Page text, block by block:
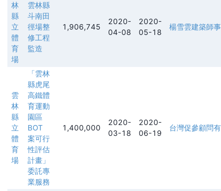
林
縣
立
體
育
場
雲林縣
斗南田
徑場整
修工程
監造
1,906,745
2020-
04-08
2020-
05-18
楊雪雲建築師
雲
林
縣
立
體
育
場
「雲林
縣虎尾
高鐵體
育運動
園區
BOT
案可行
性評估
計畫」
委託專
業服務
1,400,000
2020-
03-18
2020-
06-19
台灣促參顧問